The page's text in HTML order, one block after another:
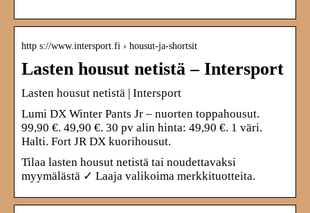
http s://www.intersport.fi › housut-ja-shortsit
Lasten housut netistä – Intersport
Lasten housut netistä | Intersport
Lumi DX Winter Pants Jr – nuorten toppahousut.
99,90 €. 49,90 €. 30 pv alin hinta: 49,90 €. 1 väri.
Halti. Fort JR DX kuorihousut.
Tilaa lasten housut netistä tai noudettavaksi
myymälästä ✓ Laaja valikoima merkkituotteita.